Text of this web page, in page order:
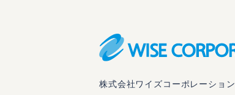
株式会社ワイズコーポレーション